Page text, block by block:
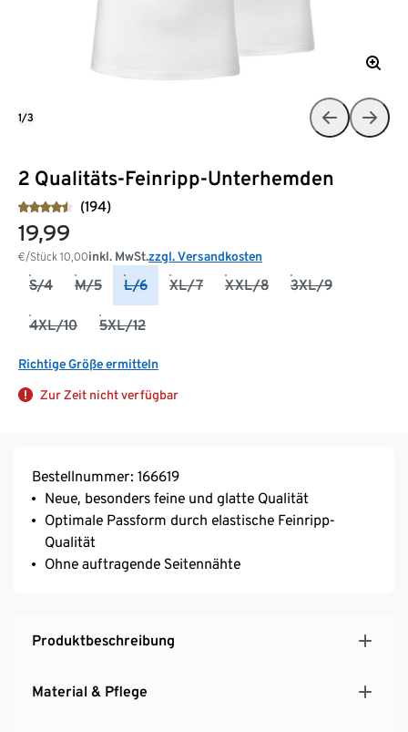
2 Qualitäts-Feinripp-Unterhemden
(194)
19,99
€/Stück 10,00inkl. MwSt.zzgl. Versandkosten
S/4 M/5 L/6 XL/7 XXL/8 3XL/9
4XL/10 5XL/12
Richtige Größe ermitteln
Zur Zeit nicht verfügbar
1/3
Bestellnummer: 166619
Neue, besonders feine und glatte Qualität
Optimale Passform durch elastische Feinripp-
Qualität
Ohne auftragende Seitennähte
Produktbeschreibung
Material & Pflege